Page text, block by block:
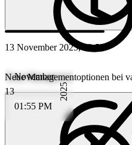
13 November 2025, 13:55
13
November
01:55 PM
2025
Neue Managementoptionen bei